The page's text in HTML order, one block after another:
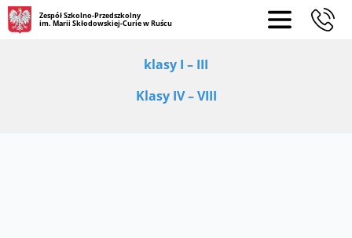
Zespół Szkolno-Przedszkolny
im. Marii Skłodowskiej-Curie w Ruścu
klasy I – III
Klasy IV – VIII